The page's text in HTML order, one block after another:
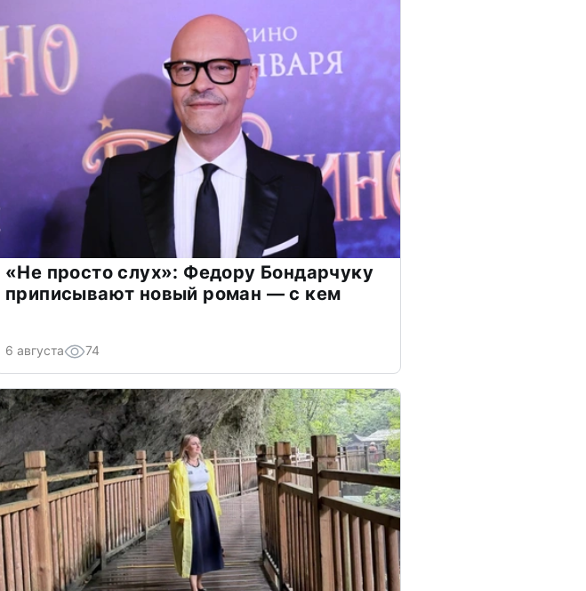
«Не просто слух»: Федору Бондарчуку
приписывают новый роман — с кем
6 августа 74